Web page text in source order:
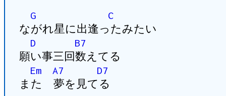
G
C
ながれ星に出逢ったみたい
D
B7
願い事三回数えてる
Em
A7
D7
また 夢を見てる